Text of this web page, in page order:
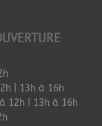
| 13h à 16h
12h | 13h à 16h